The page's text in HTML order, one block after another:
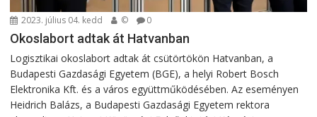
2023. július 04. kedd © 0
Okoslabort adtak át Hatvanban
Logisztikai okoslabort adtak át csütörtökön Hatvanban, a
Budapesti Gazdasági Egyetem (BGE), a helyi Robert Bosch
Elektronika Kft. és a város együttműködésében. Az eseményen
Heidrich Balázs, a Budapesti Gazdasági Egyetem rektora